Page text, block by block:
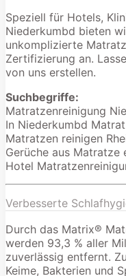
Speziell für Hotels,
Niederkumbd bieten
unkomplizierte
Zertifizierung an.
von uns erstellen.
Suchbegriffe:
Matratzenreinigung
In Niederkumbd
Matratzen reinigen
Gerüche aus Matratze
Hotel
Verbesserte
Durch das Matrix®
werden 93,3 % aller
zuverlässig entfernt.
Keime, Bakterien und